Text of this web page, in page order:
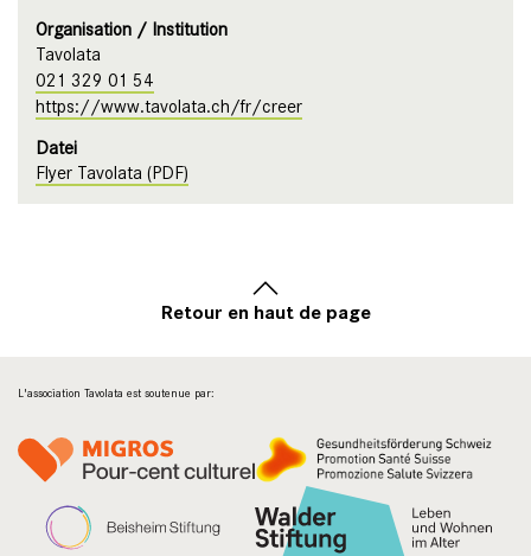
Organisation / Institution
Tavolata
021 329 01 54
https://www.tavolata.ch/fr/creer
Datei
Flyer Tavolata (PDF)
Retour en haut de page
L'association Tavolata est soutenue par: